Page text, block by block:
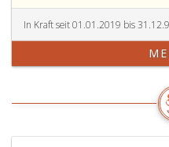
und
Absatz
3,
verstößt,
die
nicht
In Kraft seit 01.01.2019 bis